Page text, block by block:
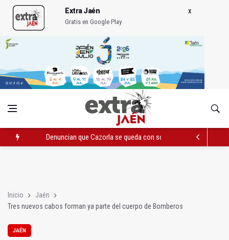
Extra Jaén
Gratis en Google Play
Denuncian que Cazorla se queda con solo dos bomberos por
Inicio
Jaén
Tres nuevos cabos forman ya parte del cuerpo de Bomberos
JAÉN